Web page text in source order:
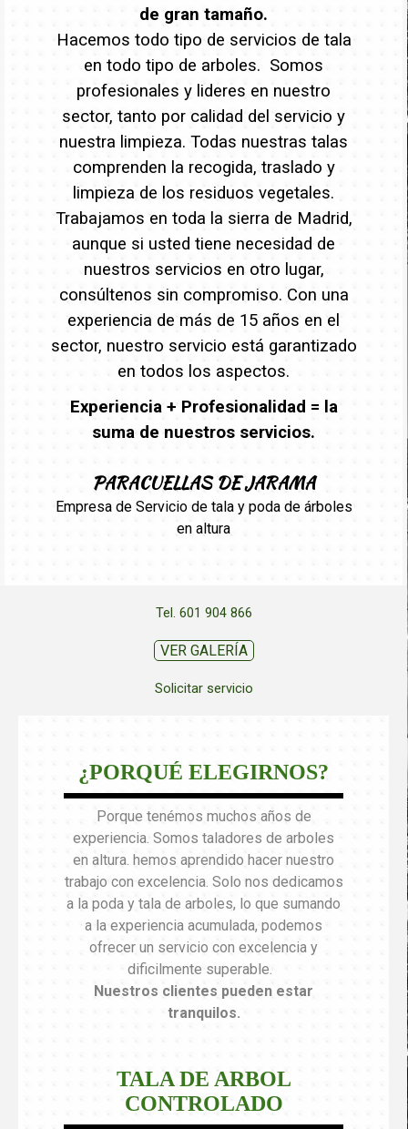
de gran tamaño.
Hacemos todo tipo de servicios de tala
en todo tipo de arboles. Somos
profesionales y lideres en nuestro
sector, tanto por calidad del servicio y
nuestra limpieza. Todas nuestras talas
comprenden la recogida, traslado y
limpieza de los residuos vegetales.
Trabajamos en toda la sierra de Madrid,
aunque si usted tiene necesidad de
nuestros servicios en otro lugar,
consúltenos sin compromiso. Con una
experiencia de más de 15 años en el
sector, nuestro servicio está garantizado
en todos los aspectos.
Experiencia + Profesionalidad = la
suma de nuestros servicios.
PARACUELLAS DE JARAMA
Empresa de Servicio de tala y poda de árboles
en altura
Tel. 601 904 866
VER GALERÍA
Solicitar servicio
¿PORQUÉ ELEGIRNOS?
Porque tenémos muchos años de
experiencia. Somos taladores de arboles
en altura. hemos aprendido hacer nuestro
trabajo con excelencia. Solo nos dedicamos
a la poda y tala de arboles, lo que sumando
a la experiencia acumulada, podemos
ofrecer un servicio con excelencia y
dificilmente superable.
Nuestros clientes pueden estar
tranquilos.
TALA DE ARBOL
CONTROLADO